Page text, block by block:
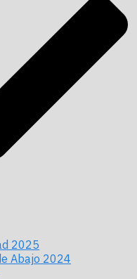
2025
Abajo 2024